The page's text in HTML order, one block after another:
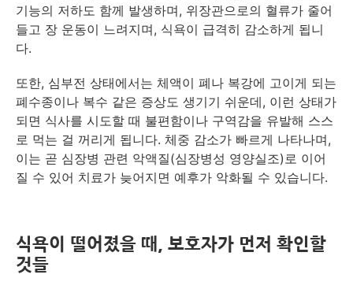
기능의 저하도 함께 발생하며, 위장관으로의 혈류가 줄어
들고 장 운동이 느려지며, 식욕이 급격히 감소하게 됩니
다.
또한, 심부전 상태에서는 체액이 폐나 복강에 고이게 되는
폐수종이나 복수 같은 증상도 생기기 쉬운데, 이런 상태가
되면 식사를 시도할 때 불편함이나 구역감을 유발해 스스
로 먹는 걸 꺼리게 됩니다. 체중 감소가 빠르게 나타나며,
이는 곧 심장병 관련 악액질(심장병성 영양실조)로 이어
질 수 있어 치료가 늦어지면 예후가 악화될 수 있습니다.
식욕이 떨어졌을 때, 보호자가 먼저 확인할
것들